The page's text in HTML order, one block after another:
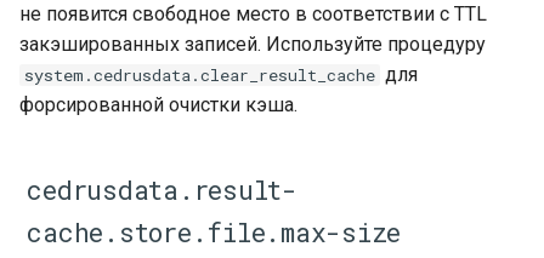
не появится свободное место в соответствии с TTL
закэшированных записей. Используйте процедуру
system.cedrusdata.clear_result_cache для
форсированной очистки кэша.
cedrusdata.result-
cache.store.file.max-size